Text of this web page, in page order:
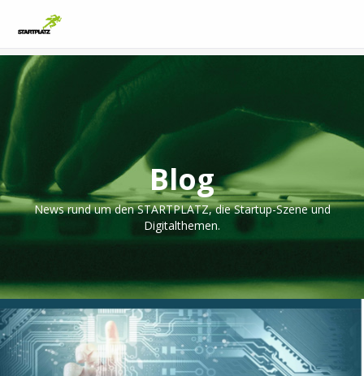
Blog
News rund um den STARTPLATZ, die Startup-Szene und
Digitalthemen.